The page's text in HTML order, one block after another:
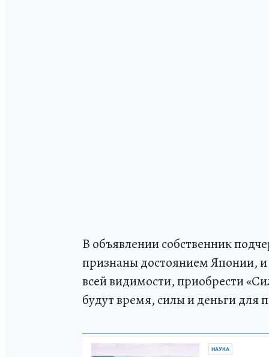
В объявлении собственник
признаны достоянием Японии,
всей видимости, приобрести
будут время, силы и деньги
НАУКА